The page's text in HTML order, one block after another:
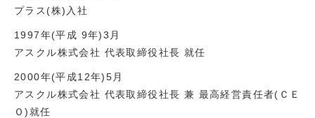
プラス(株)入社
1997年(平成 9年)3月
アスクル株式会社 代表取締役社長 就任
2000年(平成12年)5月
アスクル株式会社 代表取締役社長 兼 最高経営責任者(ＣＥ
Ｏ)就任